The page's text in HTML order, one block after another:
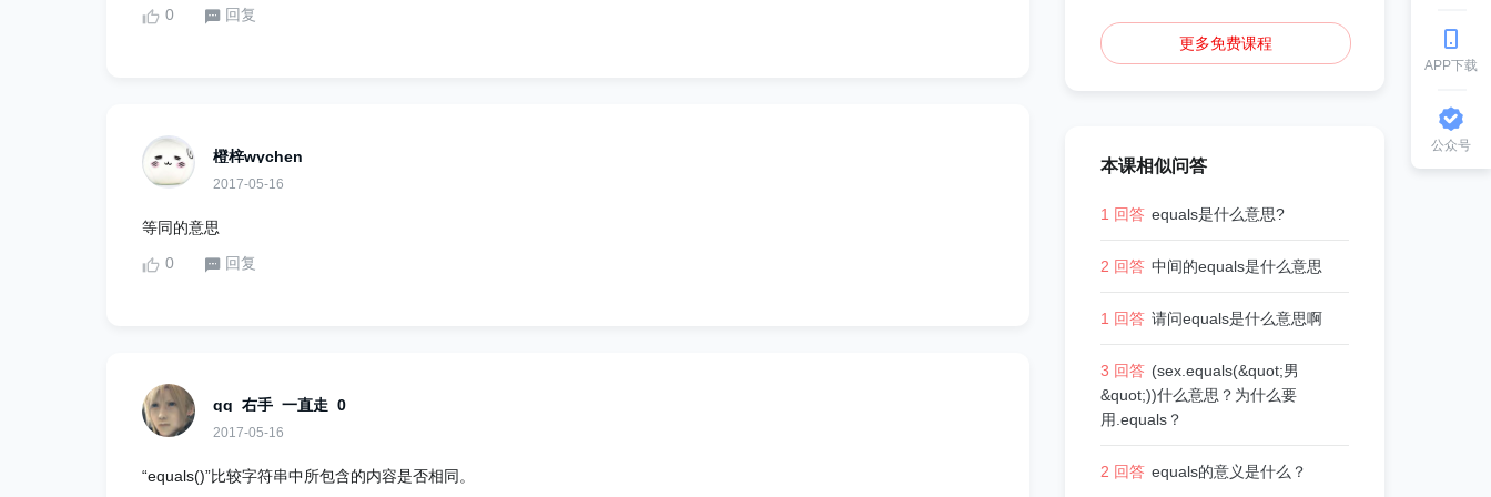
0
回复
橙梓wychen
2017-05-16
等同的意思
0
回复
qq_右手_一直走_0
2017-05-16
“equals()”比较字符串中所包含的内容是否相同。
更多免费课程
本课相似问答
1 回答 equals是什么意思?
2 回答 中间的equals是什么意思
1 回答 请问equals是什么意思啊
3 回答 (sex.equals(&quot;男
&quot;))什么意思？为什么要
用.equals？
2 回答 equals的意义是什么？
APP下载
公众号